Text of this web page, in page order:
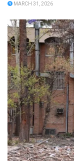
MARCH 31, 2026